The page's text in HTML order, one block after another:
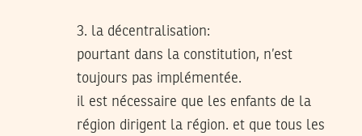
3. la décentralisation:
pourtant dans la constitution, n’est
toujours pas implémentée.
il est nécessaire que les enfants de la
région dirigent la région. et que tous les